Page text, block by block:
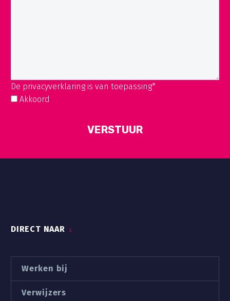
De privacyverklaring is van toepassing*
Akkoord
DIRECT NAAR
Werken bij
Verwijzers